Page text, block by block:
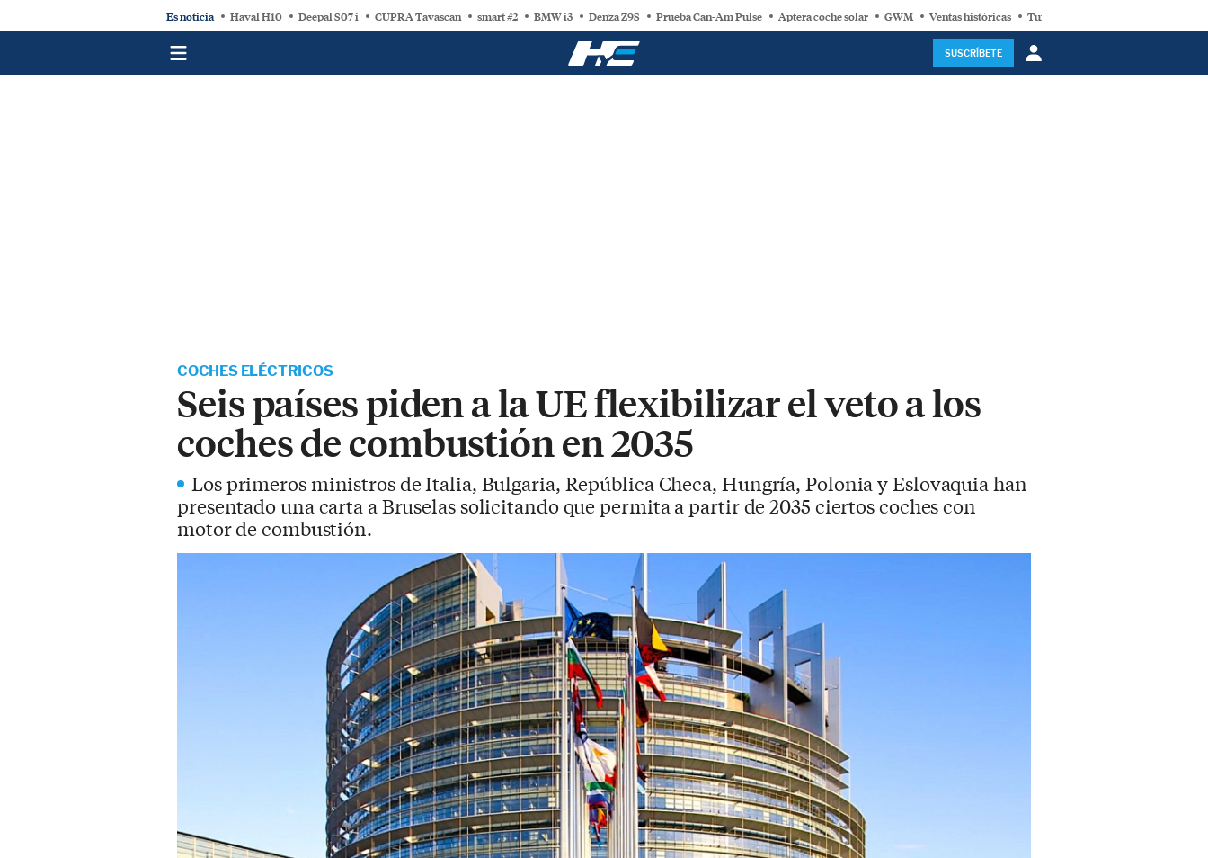
Es noticia Haval H10 Deepal S07 i CUPRA Tavascan smart #2 BMW i3 Denza Z9S Prueba Can-Am Pulse Aptera coche solar GWM Ventas históricas Turbina eólica
SUSCRÍBETE
COCHES ELÉCTRICOS
Seis países piden a la UE flexibilizar el veto a los
coches de combustión en 2035
Los primeros ministros de Italia, Bulgaria, República Checa, Hungría, Polonia y Eslovaquia han
presentado una carta a Bruselas solicitando que permita a partir de 2035 ciertos coches con
motor de combustión.